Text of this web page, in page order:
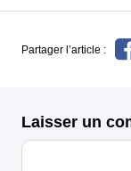
Partager l’article :
Laisser un